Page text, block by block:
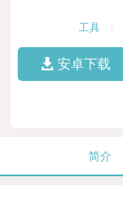
工具
安卓下载
简介